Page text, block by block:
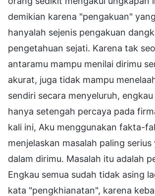
demikian karena "pengakuan"
hanyalah sejenis pengakuan
pengetahuan sejati. Karena tak
antaramu mampu menilai dirimu
akurat, juga tidak mampu
sendiri secara menyeluruh, engkau
hanya setengah percaya pada
kali ini, Aku menggunakan fakta-
menjelaskan masalah paling serius
dalam dirimu. Masalah itu adalah
Engkau semua sudah tidak asing
kata "pengkhianatan", karena